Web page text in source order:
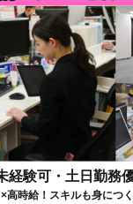
経験可・土日勤務
×高時給！スキルも身につ